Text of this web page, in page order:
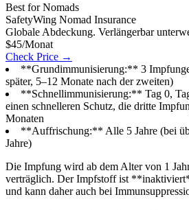
Best for Nomads
SafetyWing Nomad Insurance
Globale Abdeckung. Verlängerbar
$45/Monat
Check Price →
**Grundimmunisierung:** 3
später, 5–12 Monate nach der zweiten)
**Schnellimmunisierung:** Tag 0,
einen schnelleren Schutz, die dritte
Monaten
**Auffrischung:** Alle 5 Jahre (bei
Jahre)
Die Impfung wird ab dem Alter von 1
verträglich. Der Impfstoff ist
und kann daher auch bei